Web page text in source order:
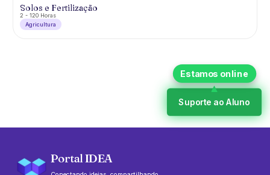
Solos e Fertilização
2 - 120 Horas
Agricultura
Suporte ao Aluno
Portal IDEA